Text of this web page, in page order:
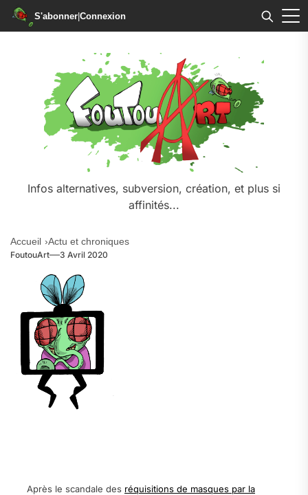
S'abonner|Connexion
Infos alternatives, subversion, création, et plus si
affinités...
Accueil Actu et chroniques
FoutouArt 3 Avril 2020
Après le scandale des réquisitions de masques par la